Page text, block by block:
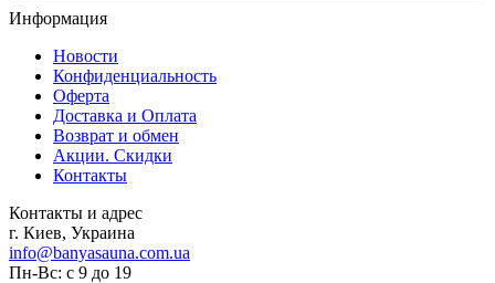
Информация
Новости
Конфиденциальность
Оферта
Доставка и Оплата
Возврат и обмен
Акции. Скидки
Контакты
Контакты и адрес
г. Киев, Украина
info@banyasauna.com.ua
Пн-Вс: с 9 до 19